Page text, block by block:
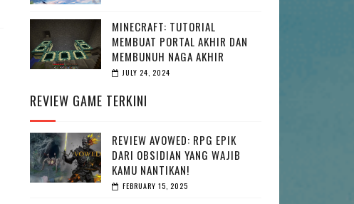
MINECRAFT: TUTORIAL
MEMBUAT PORTAL AKHIR DAN
MEMBUNUH NAGA AKHIR
JULY 24, 2024
REVIEW GAME TERKINI
REVIEW AVOWED: RPG EPIK
DARI OBSIDIAN YANG WAJIB
KAMU NANTIKAN!
FEBRUARY 15, 2025